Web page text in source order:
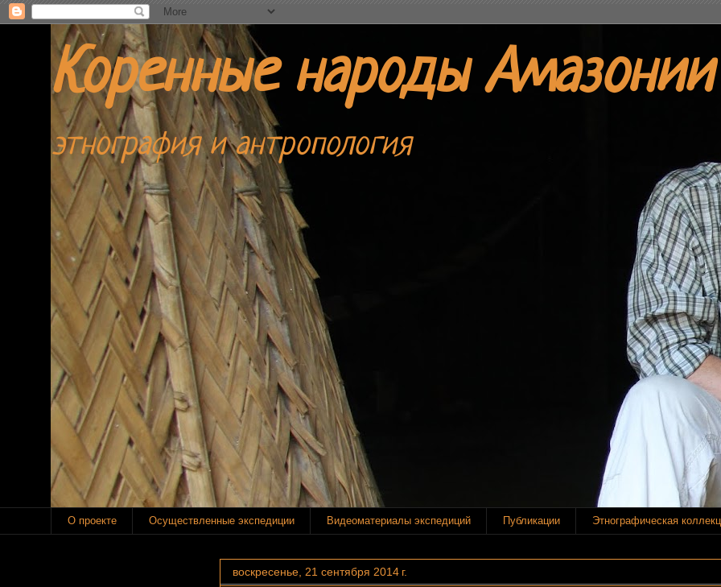
Коренные народы Амазонии
этнография и антропология
О проекте Осуществленные экспедиции Видеоматериалы экспедиций Публикации Этнографическая
воскресенье, 21 сентября 2014 г.